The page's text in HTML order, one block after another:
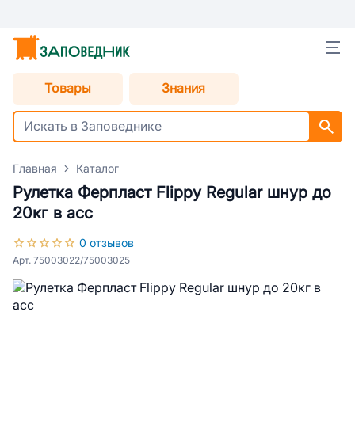
Товары Знания
Главная Каталог
Рулетка Ферпласт Flippy Regular шнур до
20кг в асс
0 отзывов
Арт. 75003022/75003025